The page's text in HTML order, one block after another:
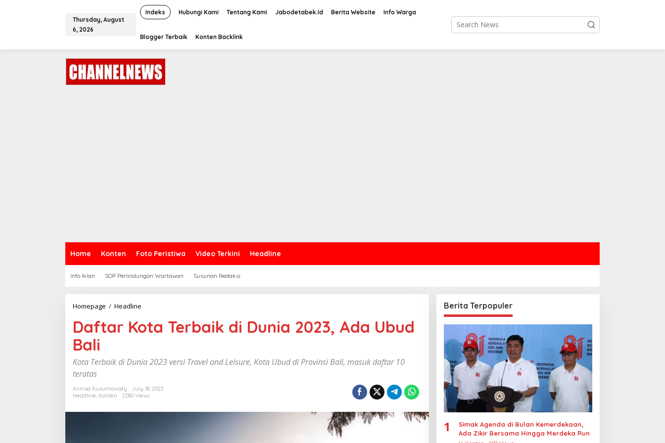
o
Thursday, August
6, 2026
Indeks Hubungi Kami Tentang Kami Jabodetabek.Id Berita Website Info Warga
Blogger Terbaik Konten Backlink
Home Konten Foto Peristiwa Video Terkini Headline
Info Iklan SOP Perlindungan Wartawan Susunan Redaksi
Homepage / Headline
f
t
K
a
T
r
Daftar Kota Terbaik di Dunia 2023, Ada Ubud
Bali
Kota Terbaik di Dunia 2023 versi Travel and Leisure, Kota Ubud di Provinsi Bali, masuk daftar 10
teratas
Annisa Kusumawaty
July 18, 2023
Headline, Konten 2280 Views
Berita Terpopuler
1
Simak Agenda di Bulan Kemerdekaan,
Ada Zikir Bersama Hingga Merdeka Run